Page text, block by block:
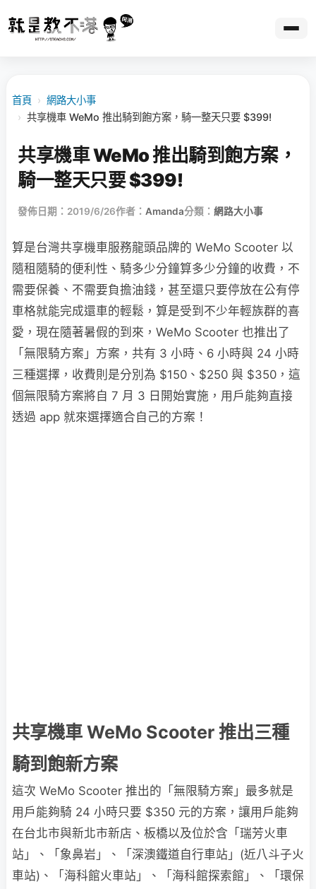
首頁 › 網路大小事
› 共享機車 WeMo 推出騎到飽方案，騎一整天只要 $399!
共享機車 WeMo 推出騎到飽方案，
騎一整天只要 $399!
發佈日期：2019/6/26作者： Amanda分類： 網路大小事
算是台灣共享機車服務龍頭品牌的 WeMo Scooter 以
隨租隨騎的便利性、騎多少分鐘算多少分鐘的收費，不
需要保養、不需要負擔油錢，甚至還只要停放在公有停
車格就能完成還車的輕鬆，算是受到不少年輕族群的喜
愛，現在隨著暑假的到來，WeMo Scooter 也推出了
「無限騎方案」方案，共有 3 小時、6 小時與 24 小時
三種選擇，收費則是分別為 $150、$250 與 $350，這
個無限騎方案將自 7 月 3 日開始實施，用戶能夠直接
透過 app 就來選擇適合自己的方案！
共享機車 WeMo Scooter 推出三種
騎到飽新方案
這次 WeMo Scooter 推出的「無限騎方案」最多就是
用戶能夠騎 24 小時只要 $350 元的方案，讓用戶能夠
在台北市與新北市新店、板橋以及位於含「瑞芳火車
站」、「象鼻岩」、「深澳鐵道自行車站」(近八斗子火
車站)、「海科館火車站」、「海科館探索館」、「環保